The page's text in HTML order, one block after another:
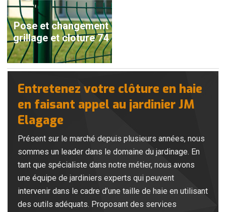
Pose et changement
grillage et cloture 74
Entretenez votre clôture en haie
en faisant appel au jardinier JM
Elagage
Présent sur le marché depuis plusieurs années, nous
sommes un leader dans le domaine du jardinage. En
tant que spécialiste dans notre métier, nous avons
une équipe de jardiniers experts qui peuvent
intervenir dans le cadre d’une taille de haie en utilisant
des outils adéquats. Proposant des services